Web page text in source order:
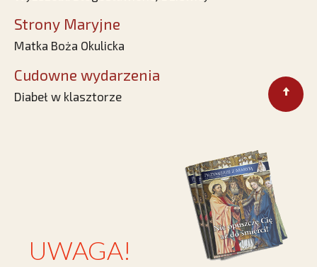
Strony Maryjne
Matka Boża Okulicka
Cudowne wydarzenia
Diabeł w klasztorze
UWAGA!